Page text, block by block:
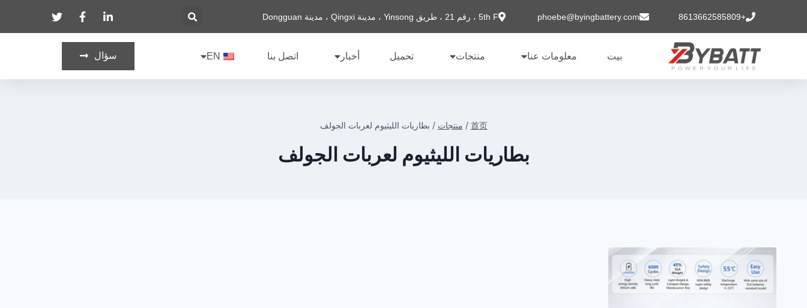
+8613662585809
phoebe@byingbattery.com 5th F ، رقم 21 ، طريق Yinsong ، مدينة Qingxi ، مدينة Dongguan
بيت معلومات عنا منتجات تحميل أخبار اتصل بنا EN سؤال
首页
/ منتجات / بطاريات الليثيوم لعربات الجولف
بطاريات الليثيوم لعربات الجولف